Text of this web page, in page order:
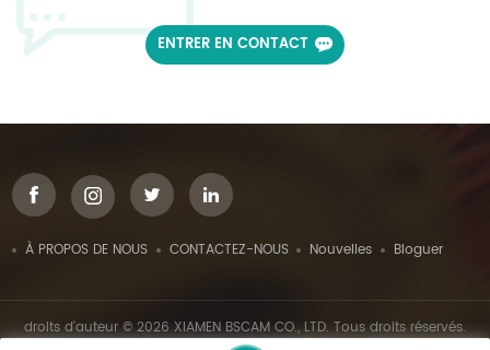
ENTRER EN CONTACT
À PROPOS DE NOUS CONTACTEZ-NOUS Nouvelles Bloguer
droits d'auteur © 2026 XIAMEN BSCAM CO., LTD. Tous droits réservés.